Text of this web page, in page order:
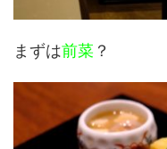
まずは前菜 ？